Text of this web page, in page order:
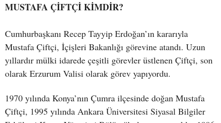
MUSTAFA ÇİFTÇİ KİMDİR?
Cumhurbaşkanı Recep Tayyip Erdoğan’ın kararıyla
Mustafa Çiftçi, İçişleri Bakanlığı görevine atandı. Uzun
yıllardır mülki idarede çeşitli görevler üstlenen Çiftçi, son
olarak Erzurum Valisi olarak görev yapıyordu.
1970 yılında Konya’nın Çumra ilçesinde doğan Mustafa
Çiftçi, 1995 yılında Ankara Üniversitesi Siyasal Bilgiler